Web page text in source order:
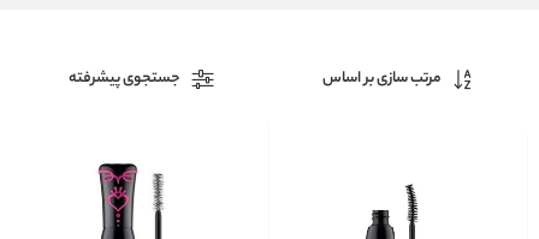
مرتب سازی بر اساس جستجوی پیشرفته